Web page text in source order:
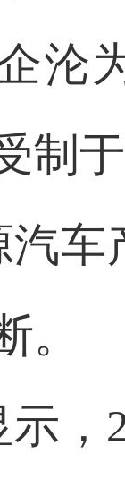
沦
制
汽车
。
示，